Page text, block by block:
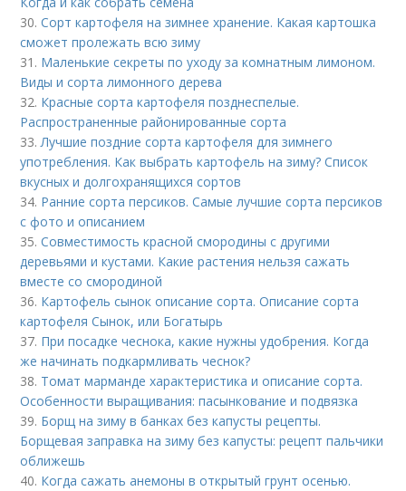
30.Сорт картофеля на зимнее хранение. Какая картошка
сможет пролежать всю зиму
31. Маленькие секреты по уходу за комнатным лимоном.
Виды и сорта лимонного дерева
32. Красные сорта картофеля позднеспелые.
Распространенные районированные сорта
33.Лучшие поздние сорта картофеля для зимнего
употребления. Как выбрать картофель на зиму? Список
вкусных и долгохранящихся сортов
34. Ранние сорта персиков. Самые лучшие сорта персиков
с фото и описанием
35.Совместимость красной смородины с другими
деревьями и кустами. Какие растения нельзя сажать
вместе со смородиной
36. Картофель сынок описание сорта. Описание сорта
картофеля Сынок, или Богатырь
37. При посадке чеснока, какие нужны удобрения. Когда
же начинать подкармливать чеснок?
38. Томат марманде характеристика и описание сорта.
Особенности выращивания: пасынкование и подвязка
39. Борщ на зиму в банках без капусты рецепты.
Борщевая заправка на зиму без капусты: рецепт пальчики
оближешь
40. Когда сажать анемоны в открытый грунт осенью.